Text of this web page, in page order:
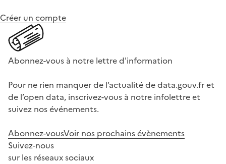
Créer un compte
Abonnez-vous à notre lettre d'information
Pour ne rien manquer de l’actualité de data.gouv.fr et
de l’open data, inscrivez-vous à notre infolettre et
suivez nos événements.
Abonnez-vousVoir nos prochains évènements
Suivez-nous
sur les réseaux sociaux